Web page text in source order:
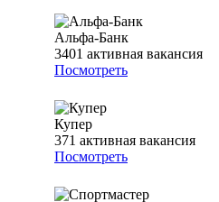
Альфа-Банк
3401 активная вакансия
Посмотреть
Купер
371 активная вакансия
Посмотреть